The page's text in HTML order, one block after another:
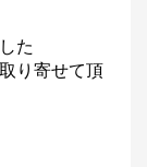
た
り寄せて頂